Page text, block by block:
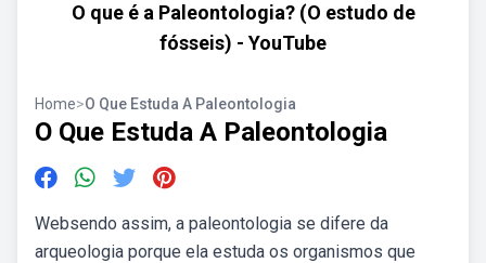
O que é a Paleontologia? (O estudo de
fósseis) - YouTube
Home>O Que Estuda A Paleontologia
O Que Estuda A Paleontologia
Websendo assim, a paleontologia se difere da
arqueologia porque ela estuda os organismos que